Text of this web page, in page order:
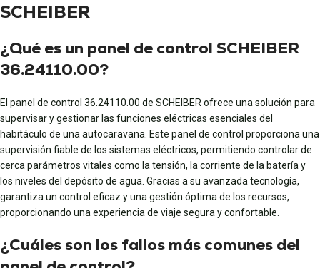
SCHEIBER
¿Qué es un panel de control SCHEIBER
36.24110.00?
El panel de control 36.24110.00 de SCHEIBER ofrece una solución para
supervisar y gestionar las funciones eléctricas esenciales del
habitáculo de una autocaravana. Este panel de control proporciona una
supervisión fiable de los sistemas eléctricos, permitiendo controlar de
cerca parámetros vitales como la tensión, la corriente de la batería y
los niveles del depósito de agua. Gracias a su avanzada tecnología,
garantiza un control eficaz y una gestión óptima de los recursos,
proporcionando una experiencia de viaje segura y confortable.
¿Cuáles son los fallos más comunes del